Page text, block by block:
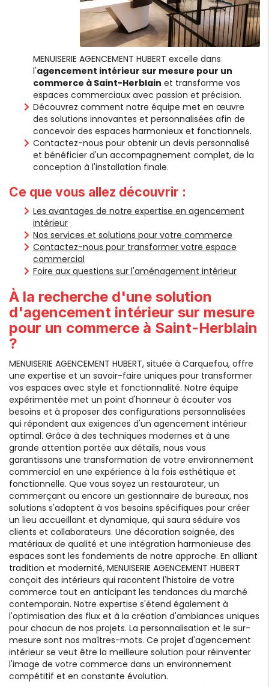
MENUISERIE AGENCEMENT HUBERT excelle dans
l'agencement intérieur sur mesure pour un
commerce à Saint-Herblain et transforme vos
espaces commerciaux avec passion et précision.
Découvrez comment notre équipe met en œuvre
des solutions innovantes et personnalisées afin de
concevoir des espaces harmonieux et fonctionnels.
Contactez-nous pour obtenir un devis personnalisé
et bénéficier d'un accompagnement complet, de la
conception à l'installation finale.
Ce que vous allez découvrir :
Les avantages de notre expertise en agencement
intérieur
Nos services et solutions pour votre commerce
Contactez-nous pour transformer votre espace
commercial
Foire aux questions sur l'aménagement intérieur
À la recherche d'une solution
d'agencement intérieur sur mesure
pour un commerce à Saint-Herblain
?
MENUISERIE AGENCEMENT HUBERT, située à Carquefou, offre
une expertise et un savoir-faire uniques pour transformer
vos espaces avec style et fonctionnalité. Notre équipe
expérimentée met un point d'honneur à écouter vos
besoins et à proposer des configurations personnalisées
qui répondent aux exigences d'un agencement intérieur
optimal. Grâce à des techniques modernes et à une
grande attention portée aux détails, nous vous
garantissons une transformation de votre environnement
commercial en une expérience à la fois esthétique et
fonctionnelle. Que vous soyez un restaurateur, un
commerçant ou encore un gestionnaire de bureaux, nos
solutions s'adaptent à vos besoins spécifiques pour créer
un lieu accueillant et dynamique, qui saura séduire vos
clients et collaborateurs. Une décoration soignée, des
matériaux de qualité et une intégration harmonieuse des
espaces sont les fondements de notre approche. En alliant
tradition et modernité, MENUISERIE AGENCEMENT HUBERT
conçoit des intérieurs qui racontent l'histoire de votre
commerce tout en anticipant les tendances du marché
contemporain. Notre expertise s'étend également à
l'optimisation des flux et à la création d'ambiances uniques
pour chacun de nos projets. La personnalisation et le sur-
mesure sont nos maîtres-mots. Ce projet d'agencement
intérieur se veut être la meilleure solution pour réinventer
l'image de votre commerce dans un environnement
compétitif et en constante évolution.